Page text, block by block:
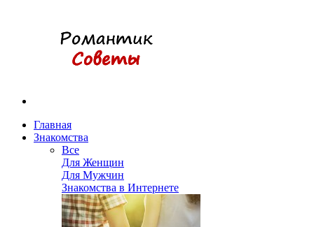
Главная
Знакомства
Все
Для Женщин
Для Мужчин
Знакомства в Интернете